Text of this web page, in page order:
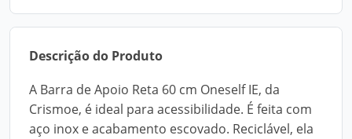
Descrição do Produto
A Barra de Apoio Reta 60 cm Oneself IE, da
Crismoe, é ideal para acessibilidade. É feita com
aço inox e acabamento escovado. Reciclável, ela